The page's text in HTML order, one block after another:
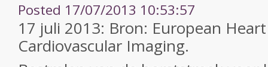
Posted 17/07/2013 10:53:57
17 juli 2013: Bron: European
Cardiovascular Imaging.